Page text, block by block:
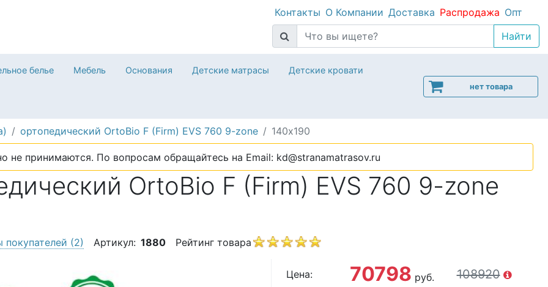
Контакты О Компании Доставка Распродажа Опт
белье Мебель Основания Детские матрасы Детские кровати
нет товара
ортопедический OrtoBio F (Firm) EVS 760 9-zone 140х190
не принимаются. По вопросам обращайтесь на Email: kd@stranamatrasov.ru
OrtoBio F (Firm) EVS 760 9-zone
покупателей (2) Артикул: 1880 Рейтинг товара
Цена: 70798 руб. 108920